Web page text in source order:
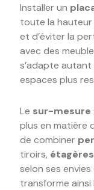
Installer un
toute la hauteur
et d’éviter la
avec des
s’adapte autant
espaces plus
Le sur-mesure
plus en matière
de combiner
tiroirs, étagères
selon ses
transforme ainsi